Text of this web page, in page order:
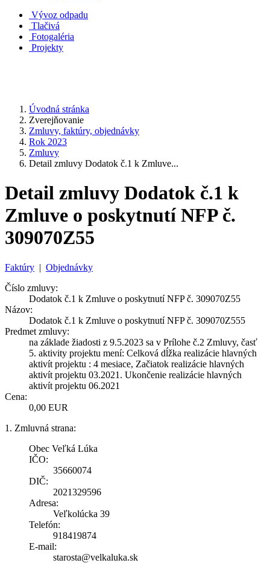
Vývoz odpadu
Tlačivá
Fotogaléria
Projekty
Úvodná stránka
Zverejňovanie
Zmluvy, faktúry, objednávky
Rok 2023
Zmluvy
Detail zmluvy Dodatok č.1 k Zmluve...
Detail zmluvy Dodatok č.1 k
Zmluve o poskytnutí NFP č.
309070Z55
Faktúry | Objednávky
Číslo zmluvy:
Dodatok č.1 k Zmluve o poskytnutí NFP č. 309070Z55
Názov:
Dodatok č.1 k Zmluve o poskytnutí NFP č. 309070Z555
Predmet zmluvy:
na základe žiadosti z 9.5.2023 sa v Prílohe č.2 Zmluvy, časť
5. aktivity projektu mení: Celková dĺžka realizácie hlavných
aktivít projektu : 4 mesiace, Začiatok realizácie hlavných
aktivít projektu 03.2021. Ukončenie realizácie hlavných
aktivít projektu 06.2021
Cena:
0,00 EUR
1. Zmluvná strana:
Obec Veľká Lúka
IČO:
35660074
DIČ:
2021329596
Adresa:
Veľkolúcka 39
Telefón:
918419874
E-mail:
starosta@velkaluka.sk